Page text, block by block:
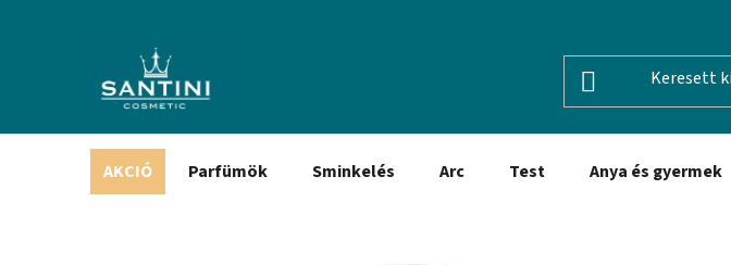
AKCIÓ Parfümök Sminkelés Arc Test Anya és gyermek